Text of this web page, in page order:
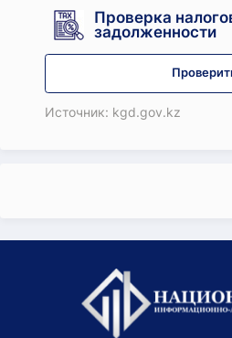
Проверка
задолженности
Источник: kgd.gov.kz